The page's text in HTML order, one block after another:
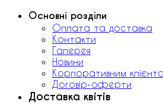
Основні розділи
Оплата та доставка
Контакти
Галерея
Новини
Корпоративним
Договір-оферти
Доставка квітів